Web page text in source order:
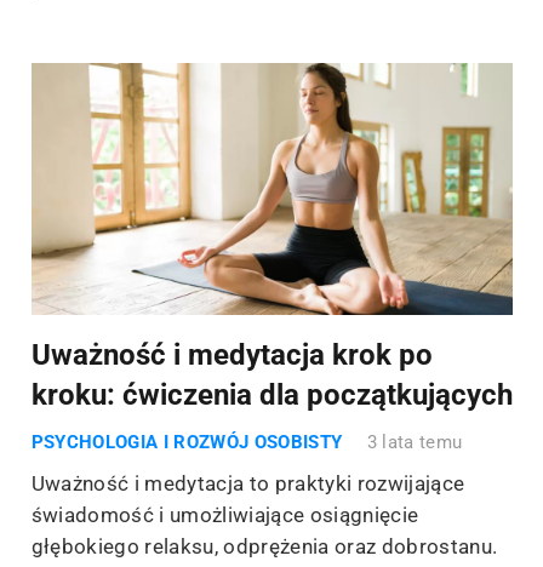
Uważność i medytacja krok po
kroku: ćwiczenia dla początkujących
PSYCHOLOGIA I ROZWÓJ OSOBISTY 3 lata temu
Uważność i medytacja to praktyki rozwijające
świadomość i umożliwiające osiągnięcie
głębokiego relaksu, odprężenia oraz dobrostanu.